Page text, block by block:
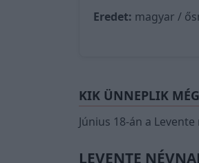
Eredet: magyar /
KIK ÜNNEPLIK
Június 18-án a
LEVENTE